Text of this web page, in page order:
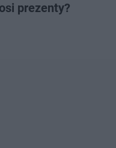
prezenty?